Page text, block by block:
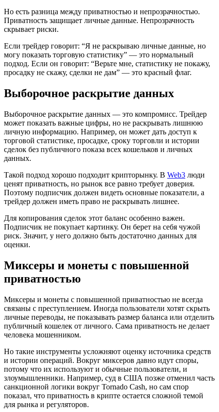
Но есть разница между приватностью и непрозрачностью.
Приватность защищает личные данные. Непрозрачность
скрывает риски.
Если трейдер говорит: “Я не раскрываю личные данные, но
могу показать торговую статистику” — это нормальный
подход. Если он говорит: “Верьте мне, статистику не покажу,
просадку не скажу, сделки не дам” — это красный флаг.
Выборочное раскрытие данных
Выборочное раскрытие данных — это компромисс. Трейдер
может показать важные цифры, но не раскрывать лишнюю
личную информацию. Например, он может дать доступ к
торговой статистике, просадке, сроку торговли и истории
сделок без публичного показа всех кошельков и личных
данных.
Такой подход хорошо подходит крипторынку. В Web3 люди
ценят приватность, но рынок все равно требует доверия.
Поэтому подписчик должен видеть основные показатели, а
трейдер должен иметь право не раскрывать лишнее.
Для копирования сделок этот баланс особенно важен.
Подписчик не покупает картинку. Он берет на себя чужой
риск. Значит, у него должно быть достаточно данных для
оценки.
Миксеры и монеты с повышенной
приватностью
Миксеры и монеты с повышенной приватностью не всегда
связаны с преступлением. Иногда пользователи хотят скрыть
личные переводы, не показывать размер баланса или отделить
публичный кошелек от личного. Сама приватность не делает
человека мошенником.
Но такие инструменты усложняют оценку источника средств
и истории операций. Вокруг миксеров давно идут споры,
потому что их используют и обычные пользователи, и
злоумышленники. Например, суд в США позже отменил часть
санкционной логики вокруг Tornado Cash, но сам спор
показал, что приватность в крипте остается сложной темой
для рынка и регуляторов.